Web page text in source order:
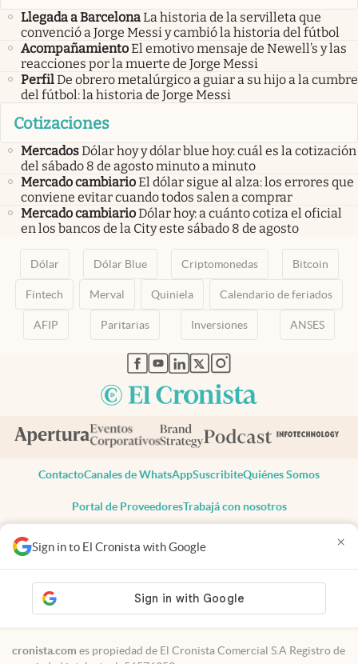
Sign in to El Cronista with Google ×
Llegada a BarcelonaLa historia de la servilleta que
convenció a Jorge Messi y cambió la historia del fútbol
AcompañamientoEl emotivo mensaje de Newell’s y las
reacciones por la muerte de Jorge Messi
PerfilDe obrero metalúrgico a guiar a su hijo a la cumbre
del fútbol: la historia de Jorge Messi
Cotizaciones
MercadosDólar hoy y dólar blue hoy: cuál es la cotización
del sábado 8 de agosto minuto a minuto
Mercado cambiarioEl dólar sigue al alza: los errores que
conviene evitar cuando todos salen a comprar
Mercado cambiarioDólar hoy: a cuánto cotiza el oficial
en los bancos de la City este sábado 8 de agosto
Dólar Dólar Blue Criptomonedas Bitcoin
Fintech Merval Quiniela Calendario de feriados
AFIP Paritarias Inversiones ANSES
abre en nueva pestaña
abre en nueva pestaña
abre en nueva pestaña
abre en nueva pestaña
abre en nueva pestaña
ContactoCanales de WhatsAppSuscribiteQuiénes Somos
Portal de ProveedoresTrabajá con nosotros
Todos los derechos reservados
Privacidad
Consentimiento
Tel:+54 11 7078-3270
cronista.com es propiedad de El Cronista Comercial S.A Registro de